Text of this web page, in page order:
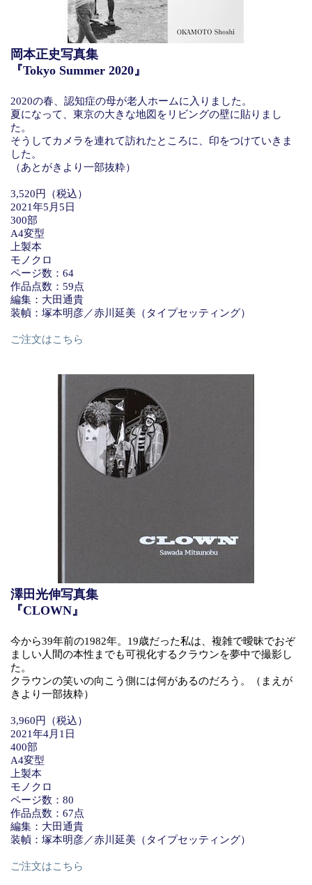
岡本正史写真集
『Tokyo Summer 2020』
2020の春、認知症の母が老人ホームに入りました。
夏になって、東京の大きな地図をリビングの壁に貼りまし
た。
そうしてカメラを連れて訪れたところに、印をつけていきま
した。
（あとがきより一部抜粋）
3,520円（税込）
2021年5月5日
300部
A4変型
上製本
モノクロ
ページ数：64
作品点数：59点
編集：大田通貴
装幀：塚本明彦／赤川延美（タイプセッティング）
ご注文はこちら
澤田光伸写真集
『CLOWN』
今から39年前の1982年。19歳だった私は、複雑で曖昧でおぞ
ましい人間の本性までも可視化するクラウンを夢中で撮影し
た。
クラウンの笑いの向こう側には何があるのだろう。（まえが
きより一部抜粋）
3,960円（税込）
2021年4月1日
400部
A4変型
上製本
モノクロ
ページ数：80
作品点数：67点
編集：大田通貴
装幀：塚本明彦／赤川延美（タイプセッティング）
ご注文はこちら